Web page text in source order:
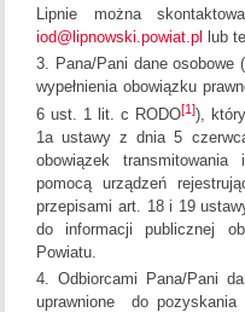
Lipnie można
iod@lipnowski.powiat.pl
lub
Pana/Pani dane osobowe
wypełnienia obowiązku
6 ust. 1 lit. c RODO[1]),
1a ustawy z dnia 5
obowiązek
pomocą urządzeń
przepisami art. 18 i 19
do informacji publicznej
Powiatu.
Odbiorcami Pana/Pani
uprawnione do pozyskania